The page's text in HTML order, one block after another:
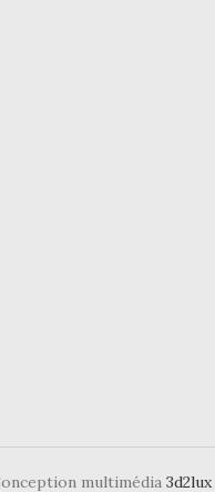
multimédia 3d2lux